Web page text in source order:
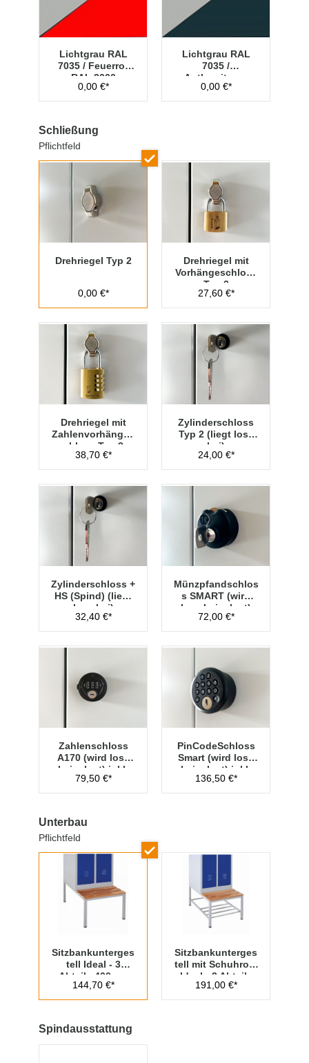
Lichtgrau RAL
7035 / Feuerrot
RAL 3000
0,00 €*
Lichtgrau RAL
7035 /
Anthrazitgrau
RAL 7016
0,00 €*
Schließung
Pflichtfeld
Drehriegel Typ 2
0,00 €*
Drehriegel mit
Vorhängeschloss
Typ 2
27,60 €*
Drehriegel mit
Zahlenvorhänges
chloss Typ 2
38,70 €*
Zylinderschloss
Typ 2 (liegt lose
bei)
24,00 €*
Zylinderschloss +
HS (Spind) (liegt
lose bei)
32,40 €*
Münzpfandschlos
s SMART (wird
lose beigelegt)
72,00 €*
Zahlenschloss
A170 (wird lose
beigelegt) inkl.
Hauptschlüssel
79,50 €*
PinCodeSchloss
Smart (wird lose
beigelegt) inkl.
Managementschl
üssel
136,50 €*
Unterbau
Pflichtfeld
Sitzbankunterges
tell Ideal - 3
Abteile 400mm
Abteilbreite
144,70 €*
Sitzbankunterges
tell mit Schuhrost
Ideal - 3 Abteile
400mm
Abteilbreite
191,00 €*
Spindausstattung